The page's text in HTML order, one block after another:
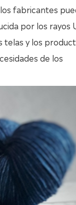
fabricantes
por los rayos
telas y los
de los